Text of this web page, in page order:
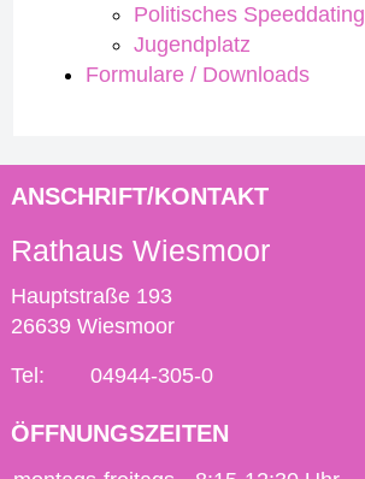
Politisches Speeddating
Jugendplatz
Formulare / Downloads
ANSCHRIFT/KONTAKT
Rathaus Wiesmoor
Hauptstraße 193
26639 Wiesmoor
Tel: 04944-305-0
ÖFFNUNGSZEITEN